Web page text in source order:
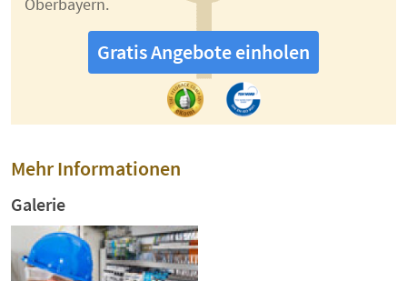
Oberbayern.
Gratis Angebote einholen
Mehr Informationen
Galerie